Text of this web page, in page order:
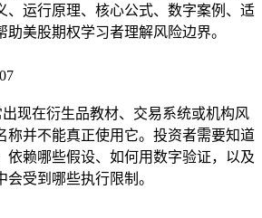
、运行原理、核心公式、数字案例、适
美股期权学习者理解风险边界。
现在衍生品教材、交易系统或机构风
称并不能真正使用它。投资者需要知道
依赖哪些假设、如何用数字验证，以及
受到哪些执行限制。